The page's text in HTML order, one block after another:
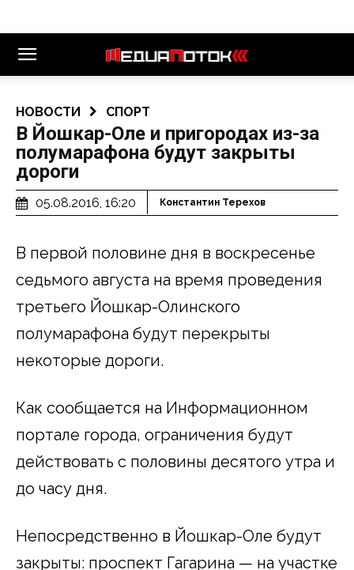
НОВОСТИ СПОРТ
В Йошкар-Оле и пригородах из-за
полумарафона будут закрыты
дороги
05.08.2016, 16:20 Константин Терехов
В первой половине дня в воскресенье
седьмого августа на время проведения
третьего Йошкар-Олинского
полумарафона будут перекрыты
некоторые дороги.
Как сообщается на Информационном
портале города, ограничения будут
действовать с половины десятого утра и
до часу дня.
Непосредственно в Йошкар-Оле будут
закрыты: проспект Гагарина — на участке